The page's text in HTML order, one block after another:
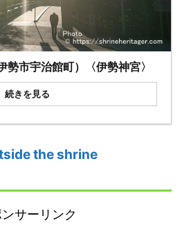
勢市宇治館町）〈伊勢神宮〉
続きを見る
the shrine
ンサーリンク